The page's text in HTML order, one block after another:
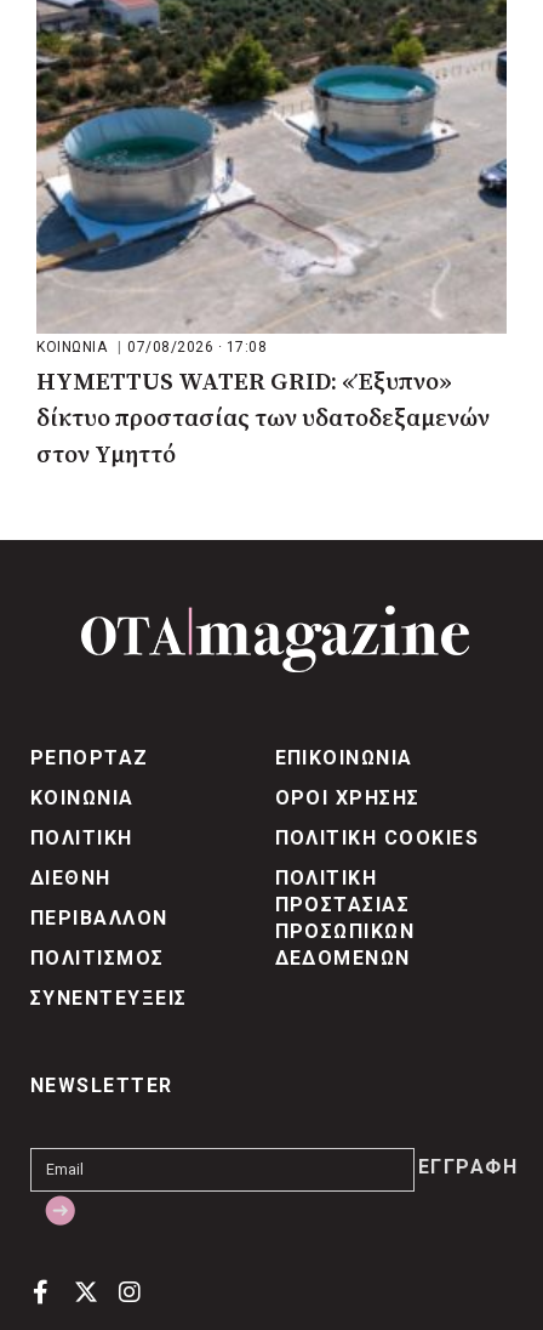
μου να κατέβει ο Μπακογιάννης»
ΚΟΙΝΩΝΙΑ 07/08/2026 · 17:08
HYMETTUS WATER GRID: «Έξυπνο»
δίκτυο προστασίας των υδατοδεξαμενών
στον Υμηττό
ΡΕΠΟΡΤΑΖ
ΚΟΙΝΩΝΙΑ
ΠΟΛΙΤΙΚΗ
ΔΙΕΘΝΗ
ΠΕΡΙΒΑΛΛΟΝ
ΠΟΛΙΤΙΣΜΟΣ
ΣΥΝΕΝΤΕΥΞΕΙΣ
ΕΠΙΚΟΙΝΩΝΙΑ
ΟΡΟΙ ΧΡΗΣΗΣ
ΠΟΛΙΤΙΚΗ COOKIES
ΠΟΛΙΤΙΚΗ
ΠΡΟΣΤΑΣΙΑΣ
ΠΡΟΣΩΠΙΚΩΝ
ΔΕΔΟΜΕΝΩΝ
NEWSLETTER